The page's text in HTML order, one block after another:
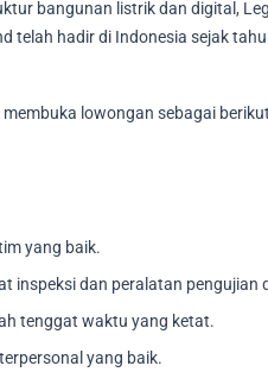
bangunan listrik dan digital,
telah hadir di Indonesia sejak
membuka lowongan sebagai
yang baik.
inspeksi dan peralatan pengujian
tenggat waktu yang ketat.
yang baik.